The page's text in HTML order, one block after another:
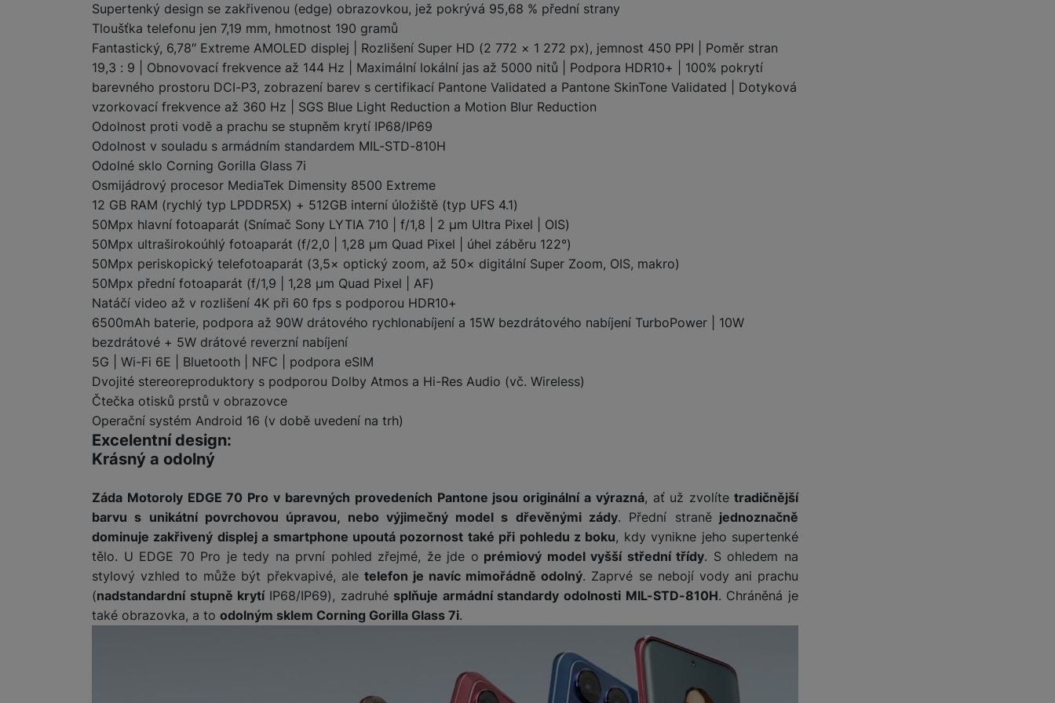
Marketingové cookies používáme my nebo naši partneři, abychom vám mohli zobrazit vhodné obsahy nebo reklamy jak
na našich stránkách, tak na stránkách třetích stran.
Supertenký design se zakřivenou (edge) obrazovkou, jež pokrývá 95,68 % přední strany
Tloušťka telefonu jen 7,19 mm, hmotnost 190 gramů
Fantastický, 6,78″ Extreme AMOLED displej | Rozlišení Super HD (2 772 × 1 272 px), jemnost 450 PPI | Poměr stran
19,3 : 9 | Obnovovací frekvence až 144 Hz | Maximální lokální jas až 5000 nitů | Podpora HDR10+ | 100% pokrytí
barevného prostoru DCI-P3, zobrazení barev s certifikací Pantone Validated a Pantone SkinTone Validated | Dotyková
vzorkovací frekvence až 360 Hz | SGS Blue Light Reduction a Motion Blur Reduction
Odolnost proti vodě a prachu se stupněm krytí IP68/IP69
Odolnost v souladu s armádním standardem MIL-STD-810H
Odolné sklo Corning Gorilla Glass 7i
Osmijádrový procesor MediaTek Dimensity 8500 Extreme
12 GB RAM (rychlý typ LPDDR5X) + 512GB interní úložiště (typ UFS 4.1)
50Mpx hlavní fotoaparát (Snímač Sony LYTIA 710 | f/1,8 | 2 µm Ultra Pixel | OIS)
50Mpx ultraširokoúhlý fotoaparát (f/2,0 | 1,28 µm Quad Pixel | úhel záběru 122°)
50Mpx periskopický telefotoaparát (3,5× optický zoom, až 50× digitální Super Zoom, OIS, makro)
50Mpx přední fotoaparát (f/1,9 | 1,28 µm Quad Pixel | AF)
Natáčí video až v rozlišení 4K při 60 fps s podporou HDR10+
6500mAh baterie, podpora až 90W drátového rychlonabíjení a 15W bezdrátového nabíjení TurboPower | 10W
bezdrátové + 5W drátové reverzní nabíjení
5G | Wi-Fi 6E | Bluetooth | NFC | podpora eSIM
Dvojité stereoreproduktory s podporou Dolby Atmos a Hi-Res Audio (vč. Wireless)
Čtečka otisků prstů v obrazovce
Operační systém Android 16 (v době uvedení na trh)
Excelentní design:
Krásný a odolný
Záda Motoroly EDGE 70 Pro v barevných provedeních Pantone jsou originální a výrazná, ať už zvolíte tradičnější
barvu s unikátní povrchovou úpravou, nebo výjimečný model s dřevěnými zády. Přední stranějednoznačně
dominuje zakřivený displej a smartphone upoutá pozornost také při pohledu z boku, kdy vynikne jeho supertenké
tělo. U EDGE 70 Pro je tedy na první pohled zřejmé, že jde o prémiový model vyšší střední třídy. S ohledem na
stylový vzhled to může být překvapivé, ale telefon je navíc mimořádně odolný. Zaprvé se nebojí vody ani prachu
(nadstandardní stupně krytí IP68/IP69), zadruhé splňuje armádní standardy odolnosti MIL-STD-810H. Chráněná je
také obrazovka, a to odolným sklem Corning Gorilla Glass 7i.